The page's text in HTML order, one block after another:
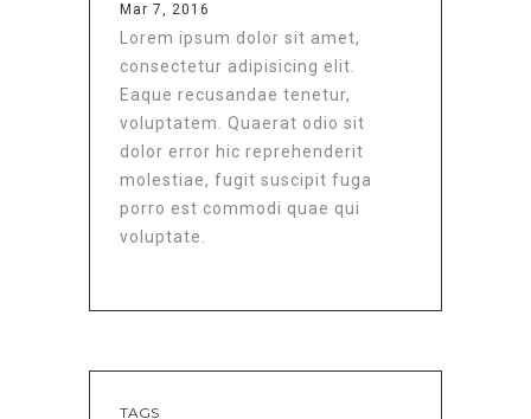
Mar 7, 2016
Lorem ipsum dolor sit amet,
consectetur adipisicing elit.
Eaque recusandae tenetur,
voluptatem. Quaerat odio sit
dolor error hic reprehenderit
molestiae, fugit suscipit fuga
porro est commodi quae qui
voluptate.
TAGS